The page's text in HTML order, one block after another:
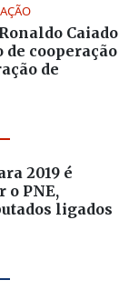
Caiado
cooperação
de
2019 é
PNE,
ligados